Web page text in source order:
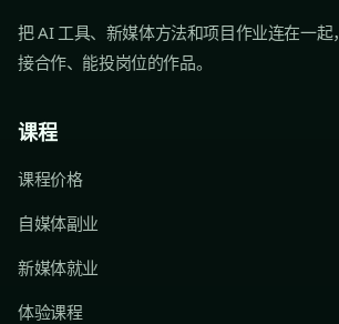
把 AI 工具、新媒体方法和项目作业连在一起
接合作、能投岗位的作品。
课程
课程价格
自媒体副业
新媒体就业
体验课程